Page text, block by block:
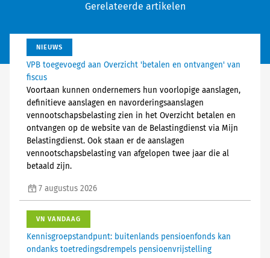
Gerelateerde artikelen
NIEUWS
VPB toegevoegd aan Overzicht 'betalen en ontvangen' van
fiscus
Voortaan kunnen ondernemers hun voorlopige aanslagen,
definitieve aanslagen en navorderingsaanslagen
vennootschapsbelasting zien in het Overzicht betalen en
ontvangen op de website van de Belastingdienst via Mijn
Belastingdienst. Ook staan er de aanslagen
vennootschapsbelasting van afgelopen twee jaar die al
betaald zijn.
7 augustus 2026
VN VANDAAG
Kennisgroepstandpunt: buitenlands pensioenfonds kan
ondanks toetredingsdrempels pensioenvrijstelling